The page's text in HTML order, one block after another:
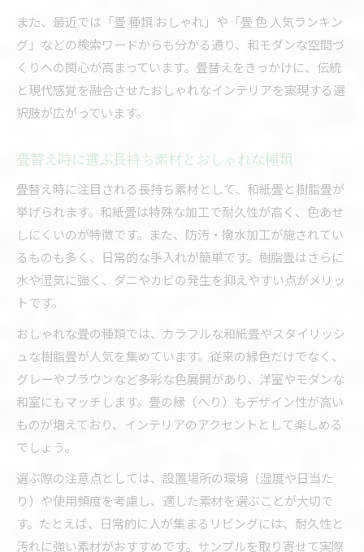
また、最近では「畳 種類 おしゃれ」や「畳 色 人気ランキン
グ」などの検索ワードからも分かる通り、和モダンな空間づ
くりへの関心が高まっています。畳替えをきっかけに、伝統
と現代感覚を融合させたおしゃれなインテリアを実現する選
択肢が広がっています。
畳替え時に選ぶ長持ち素材とおしゃれな種類
畳替え時に注目される長持ち素材として、和紙畳と樹脂畳が
挙げられます。和紙畳は特殊な加工で耐久性が高く、色あせ
しにくいのが特徴です。また、防汚・撥水加工が施されてい
るものも多く、日常的な手入れが簡単です。樹脂畳はさらに
水や湿気に強く、ダニやカビの発生を抑えやすい点がメリッ
トです。
おしゃれな畳の種類では、カラフルな和紙畳やスタイリッシ
ュな樹脂畳が人気を集めています。従来の緑色だけでなく、
グレーやブラウンなど多彩な色展開があり、洋室やモダンな
和室にもマッチします。畳の縁（へり）もデザイン性が高い
ものが増えており、インテリアのアクセントとして楽しめる
でしょう。
選ぶ際の注意点としては、設置場所の環境（湿度や日当た
り）や使用頻度を考慮し、適した素材を選ぶことが大切で
す。たとえば、日常的に人が集まるリビングには、耐久性と
汚れに強い素材がおすすめです。サンプルを取り寄せて実際